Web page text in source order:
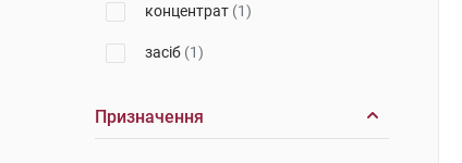
концентрат (1)
засіб (1)
Призначення